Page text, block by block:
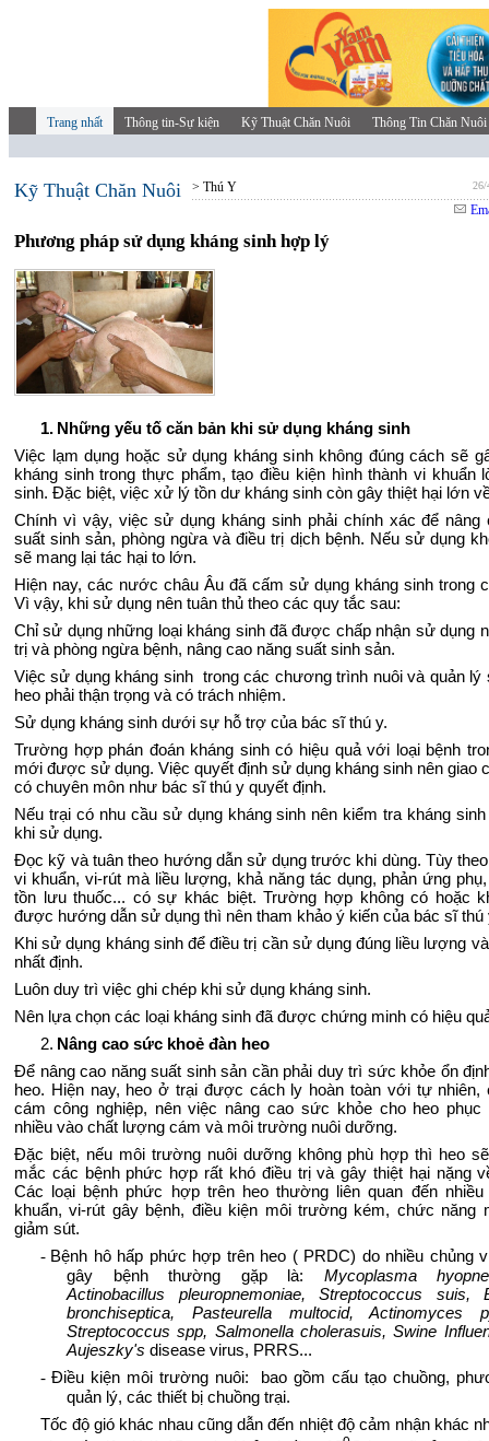
Trang nhất Thông tin-Sự kiện Kỹ Thuật Chăn Nuôi Thông Tin Chăn Nuôi
Kỹ Thuật Chăn Nuôi > Thú Y 26/
Phương pháp sử dụng kháng sinh hợp lý
1. Những yếu tố căn bản khi sử dụng kháng sinh
Việc lạm dụng hoặc sử dụng kháng sinh không đúng cách sẽ
kháng sinh trong thực phẩm, tạo điều kiện hình thành vi khuẩn
sinh. Đặc biệt, việc xử lý tồn dư kháng sinh còn gây thiệt hại lớn
Chính vì vậy, việc sử dụng kháng sinh phải chính xác để nâng
suất sinh sản, phòng ngừa và điều trị dịch bệnh. Nếu sử dụng
sẽ mang lại tác hại to lớn.
Hiện nay, các nước châu Âu đã cấm sử dụng kháng sinh trong
Vì vậy, khi sử dụng nên tuân thủ theo các quy tắc sau:
Chỉ sử dụng những loại kháng sinh đã được chấp nhận sử dụng
trị và phòng ngừa bệnh, nâng cao năng suất sinh sản.
Việc sử dụng kháng sinh trong các chương trình nuôi và quản lý
heo phải thận trọng và có trách nhiệm.
Sử dụng kháng sinh dưới sự hỗ trợ của bác sĩ thú y.
Trường hợp phán đoán kháng sinh có hiệu quả với loại bệnh
mới được sử dụng. Việc quyết định sử dụng kháng sinh nên giao
có chuyên môn như bác sĩ thú y quyết định.
Nếu trại có nhu cầu sử dụng kháng sinh nên kiểm tra kháng
khi sử dụng.
Đọc kỹ và tuân theo hướng dẫn sử dụng trước khi dùng. Tùy
vi khuẩn, vi-rút mà liều lượng, khả năng tác dụng, phản ứng
tồn lưu thuốc... có sự khác biệt. Trường hợp không có hoặc
được hướng dẫn sử dụng thì nên tham khảo ý kiến của bác sĩ thú
Khi sử dụng kháng sinh để điều trị cần sử dụng đúng liều lượng
nhất định.
Luôn duy trì việc ghi chép khi sử dụng kháng sinh.
Nên lựa chọn các loại kháng sinh đã được chứng minh có hiệu
2. Nâng cao sức khoẻ đàn heo
Để nâng cao năng suất sinh sản cần phải duy trì sức khỏe ổn
heo. Hiện nay, heo ở trại được cách ly hoàn toàn với tự nhiên,
cám công nghiệp, nên việc nâng cao sức khỏe cho heo phục
nhiều vào chất lượng cám và môi trường nuôi dưỡng.
Đặc biệt, nếu môi trường nuôi dưỡng không phù hợp thì heo
mắc các bệnh phức hợp rất khó điều trị và gây thiệt hại nặng
Các loại bệnh phức hợp trên heo thường liên quan đến nhiều
khuẩn, vi-rút gây bệnh, điều kiện môi trường kém, chức năng
giảm sút.
- Bệnh hô hấp phức hợp trên heo ( PRDC) do nhiều chủng
gây bệnh thường gặp là: Mycoplasma
Actinobacillus pleuropnemoniae, Streptococcus suis,
bronchiseptica, Pasteurella multocid, Actinomyces
Streptococcus spp, Salmonella cholerasuis, Swine
Aujeszky's disease virus, PRRS...
- Điều kiện môi trường nuôi: bao gồm cấu tạo chuồng,
quản lý, các thiết bị chuồng trại.
Tốc độ gió khác nhau cũng dẫn đến nhiệt độ cảm nhận khác